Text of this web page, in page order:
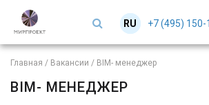
EN
RU +7 (495) 150-
Главная / Вакансии / BIM- менеджер
BIM- МЕНЕДЖЕР